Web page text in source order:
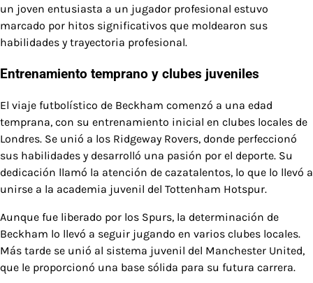
un joven entusiasta a un jugador profesional estuvo
marcado por hitos significativos que moldearon sus
habilidades y trayectoria profesional.
Entrenamiento temprano y clubes juveniles
El viaje futbolístico de Beckham comenzó a una edad
temprana, con su entrenamiento inicial en clubes locales de
Londres. Se unió a los Ridgeway Rovers, donde perfeccionó
sus habilidades y desarrolló una pasión por el deporte. Su
dedicación llamó la atención de cazatalentos, lo que lo llevó a
unirse a la academia juvenil del Tottenham Hotspur.
Aunque fue liberado por los Spurs, la determinación de
Beckham lo llevó a seguir jugando en varios clubes locales.
Más tarde se unió al sistema juvenil del Manchester United,
que le proporcionó una base sólida para su futura carrera.